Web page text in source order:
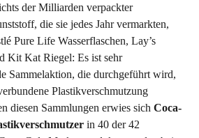
der Milliarden verpackter
die sie jedes Jahr vermarkten,
Pure Life Wasserflaschen, Lay’s
Kit Kat Riegel: Es ist sehr
Sammelaktion, die durchgeführt wird,
Plastikverschmutzung
diesen Sammlungen erwies sich Coca-
in 40 der 42